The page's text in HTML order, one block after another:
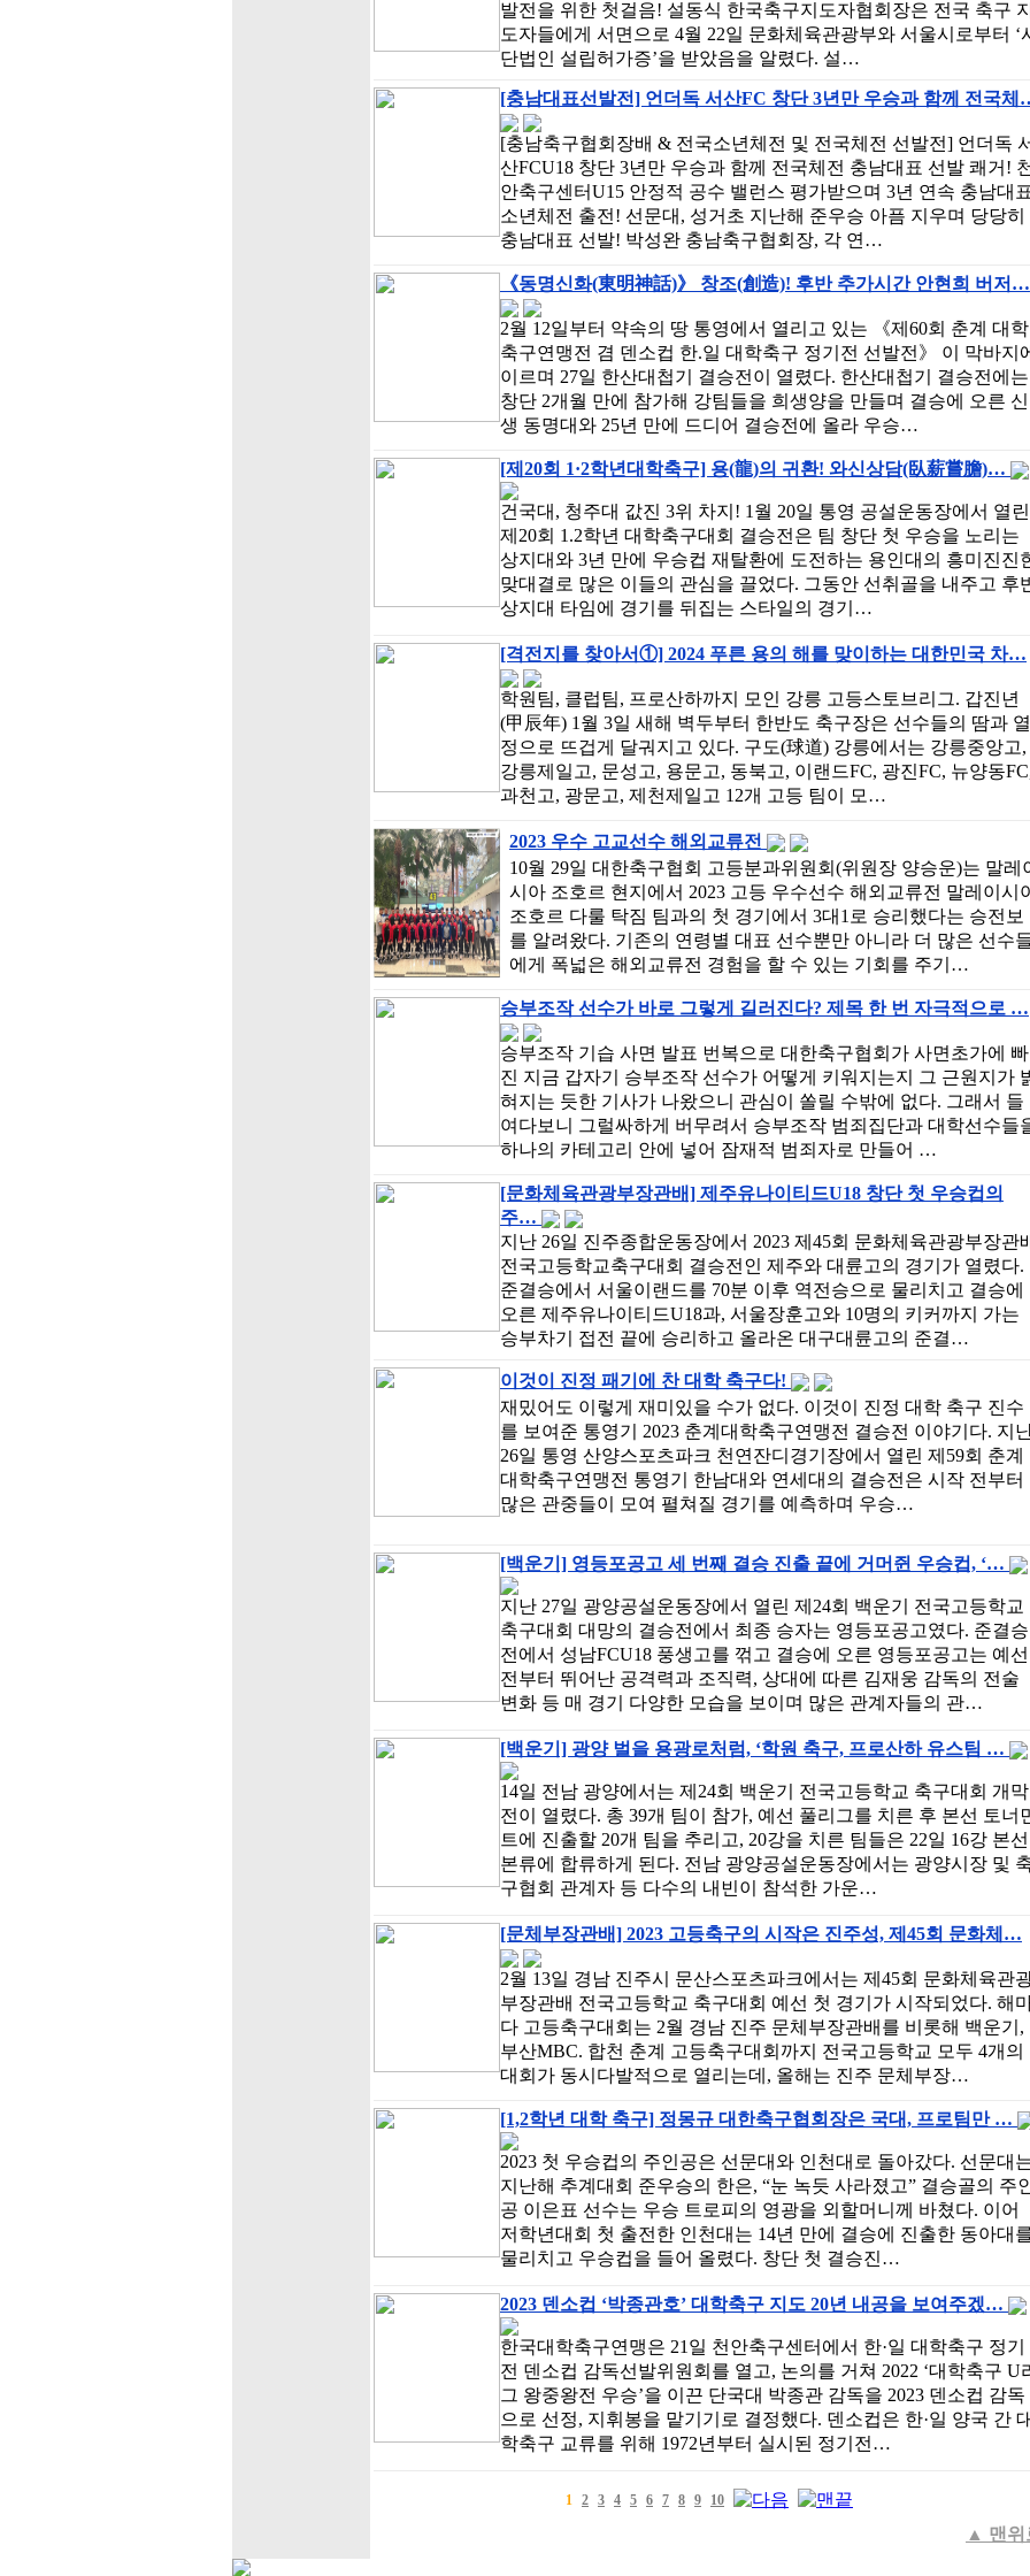
발전을 위한 첫걸음! 설동식 한국축구지도자협회장은 전국 축구 지
도자들에게 서면으로 4월 22일 문화체육관광부와 서울시로부터 ‘
단법인 설립허가증’을 받았음을 알렸다. 설…
[충남대표선발전] 언더독 서산FC 창단 3년만 우승과 함께 전국체
[충남축구협회장배 & 전국소년체전 및 전국체전 선발전] 언더독
산FCU18 창단 3년만 우승과 함께 전국체전 충남대표 선발 쾌거! 천
안축구센터U15 안정적 공수 밸런스 평가받으며 3년 연속 충남대표
소년체전 출전! 선문대, 성거초 지난해 준우승 아픔 지우며 당당히
충남대표 선발! 박성완 충남축구협회장, 각 연…
《동명신화(東明神話)》 창조(創造)! 후반 추가시간 안현희 버저…
2월 12일부터 약속의 땅 통영에서 열리고 있는 《제60회 춘계 대학
축구연맹전 겸 덴소컵 한.일 대학축구 정기전 선발전》 이 막바지
이르며 27일 한산대첩기 결승전이 열렸다. 한산대첩기 결승전에는
창단 2개월 만에 참가해 강팀들을 희생양을 만들며 결승에 오른 신
생 동명대와 25년 만에 드디어 결승전에 올라 우승…
[제20회 1·2학년대학축구] 용(龍)의 귀환! 와신상담(臥薪嘗膽)…
건국대, 청주대 값진 3위 차지! 1월 20일 통영 공설운동장에서 열린
제20회 1.2학년 대학축구대회 결승전은 팀 창단 첫 우승을 노리는
상지대와 3년 만에 우승컵 재탈환에 도전하는 용인대의 흥미진진
맞대결로 많은 이들의 관심을 끌었다. 그동안 선취골을 내주고 후
상지대 타임에 경기를 뒤집는 스타일의 경기…
[격전지를 찾아서①] 2024 푸른 용의 해를 맞이하는 대한민국 차…
학원팀, 클럽팀, 프로산하까지 모인 강릉 고등스토브리그. 갑진년
(甲辰年) 1월 3일 새해 벽두부터 한반도 축구장은 선수들의 땀과 열
정으로 뜨겁게 달궈지고 있다. 구도(球道) 강릉에서는 강릉중앙고,
강릉제일고, 문성고, 용문고, 동북고, 이랜드FC, 광진FC, 뉴양동
과천고, 광문고, 제천제일고 12개 고등 팀이 모…
2023 우수 고교선수 해외교류전
10월 29일 대한축구협회 고등분과위원회(위원장 양승운)는 말레
시아 조호르 현지에서 2023 고등 우수선수 해외교류전 말레이시
조호르 다룰 탁짐 팀과의 첫 경기에서 3대1로 승리했다는 승전보
를 알려왔다. 기존의 연령별 대표 선수뿐만 아니라 더 많은 선수
에게 폭넓은 해외교류전 경험을 할 수 있는 기회를 주기…
승부조작 선수가 바로 그렇게 길러진다? 제목 한 번 자극적으로 …
승부조작 기습 사면 발표 번복으로 대한축구협회가 사면초가에 빠
진 지금 갑자기 승부조작 선수가 어떻게 키워지는지 그 근원지가
혀지는 듯한 기사가 나왔으니 관심이 쏠릴 수밖에 없다. 그래서 들
여다보니 그럴싸하게 버무려서 승부조작 범죄집단과 대학선수들
하나의 카테고리 안에 넣어 잠재적 범죄자로 만들어 …
[문화체육관광부장관배] 제주유나이티드U18 창단 첫 우승컵의
주…
지난 26일 진주종합운동장에서 2023 제45회 문화체육관광부장관
전국고등학교축구대회 결승전인 제주와 대륜고의 경기가 열렸다.
준결승에서 서울이랜드를 70분 이후 역전승으로 물리치고 결승에
오른 제주유나이티드U18과, 서울장훈고와 10명의 키커까지 가는
승부차기 접전 끝에 승리하고 올라온 대구대륜고의 준결…
이것이 진정 패기에 찬 대학 축구다!
재밌어도 이렇게 재미있을 수가 없다. 이것이 진정 대학 축구 진수
를 보여준 통영기 2023 춘계대학축구연맹전 결승전 이야기다. 지
26일 통영 산양스포츠파크 천연잔디경기장에서 열린 제59회 춘계
대학축구연맹전 통영기 한남대와 연세대의 결승전은 시작 전부터
많은 관중들이 모여 펼쳐질 경기를 예측하며 우승…
[백운기] 영등포공고 세 번째 결승 진출 끝에 거머쥔 우승컵, ‘…
지난 27일 광양공설운동장에서 열린 제24회 백운기 전국고등학교
축구대회 대망의 결승전에서 최종 승자는 영등포공고였다. 준결승
전에서 성남FCU18 풍생고를 꺾고 결승에 오른 영등포공고는 예선
전부터 뛰어난 공격력과 조직력, 상대에 따른 김재웅 감독의 전술
변화 등 매 경기 다양한 모습을 보이며 많은 관계자들의 관…
[백운기] 광양 벌을 용광로처럼, ‘학원 축구, 프로산하 유스팀 …
14일 전남 광양에서는 제24회 백운기 전국고등학교 축구대회 개막
전이 열렸다. 총 39개 팀이 참가, 예선 풀리그를 치른 후 본선 토너
트에 진출할 20개 팀을 추리고, 20강을 치른 팀들은 22일 16강 본선
본류에 합류하게 된다. 전남 광양공설운동장에서는 광양시장 및
구협회 관계자 등 다수의 내빈이 참석한 가운…
[문체부장관배] 2023 고등축구의 시작은 진주성, 제45회 문화체…
2월 13일 경남 진주시 문산스포츠파크에서는 제45회 문화체육관
부장관배 전국고등학교 축구대회 예선 첫 경기가 시작되었다. 해
다 고등축구대회는 2월 경남 진주 문체부장관배를 비롯해 백운기,
부산MBC. 합천 춘계 고등축구대회까지 전국고등학교 모두 4개의
대회가 동시다발적으로 열리는데, 올해는 진주 문체부장…
[1,2학년 대학 축구] 정몽규 대한축구협회장은 국대, 프로팀만 …
2023 첫 우승컵의 주인공은 선문대와 인천대로 돌아갔다. 선문대
지난해 추계대회 준우승의 한은, “눈 녹듯 사라졌고” 결승골의 주
공 이은표 선수는 우승 트로피의 영광을 외할머니께 바쳤다. 이어
저학년대회 첫 출전한 인천대는 14년 만에 결승에 진출한 동아대
물리치고 우승컵을 들어 올렸다. 창단 첫 결승진…
2023 덴소컵 ‘박종관호’ 대학축구 지도 20년 내공을 보여주겠…
한국대학축구연맹은 21일 천안축구센터에서 한·일 대학축구 정기
전 덴소컵 감독선발위원회를 열고, 논의를 거쳐 2022 ‘대학축구 U
그 왕중왕전 우승’을 이끈 단국대 박종관 감독을 2023 덴소컵 감독
으로 선정, 지휘봉을 맡기기로 결정했다. 덴소컵은 한·일 양국 간 대
학축구 교류를 위해 1972년부터 실시된 정기전…
1 2 3 4 5 6 7 8 9 10
▲ 맨위